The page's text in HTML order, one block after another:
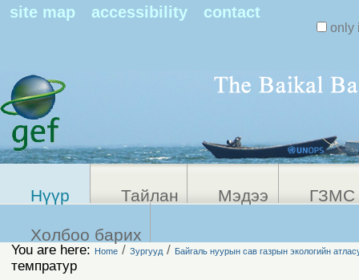
site map accessibility contact
only
Нүүр Тайлан Мэдээ ГЗМС
Холбоо барих
You are here: Home / Зургууд / Байгаль нуурын сав газрын экологийн
темпратур